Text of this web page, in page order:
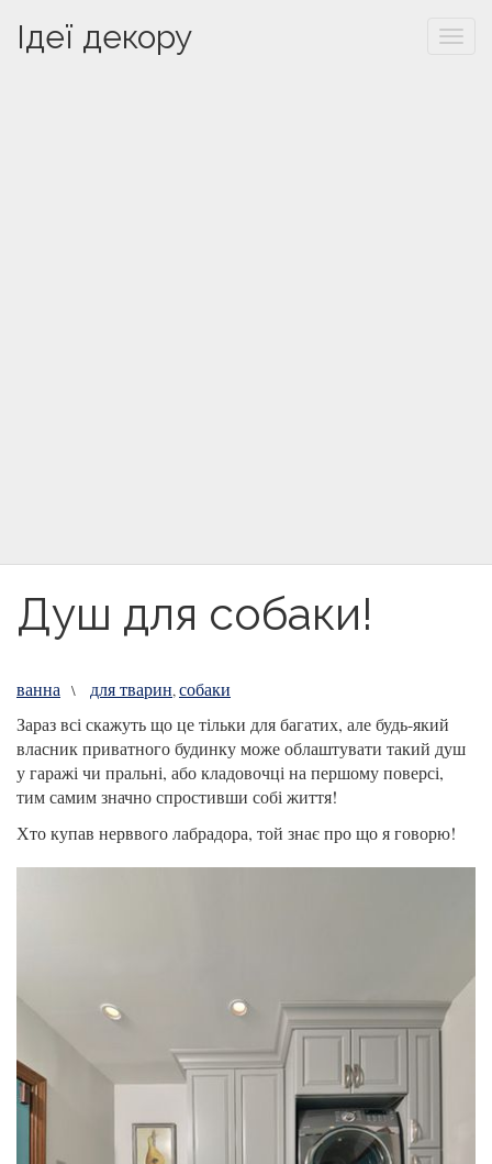
Ідеї декору
Душ для собаки!
ванна \ для тварин,собаки
Зараз всі скажуть що це тільки для багатих, але будь-який
власник приватного будинку може облаштувати такий душ
у гаражі чи пральні, або кладовочці на першому поверсі,
тим самим значно спростивши собі життя!
Хто купав нерввого лабрадора, той знає про що я говорю!